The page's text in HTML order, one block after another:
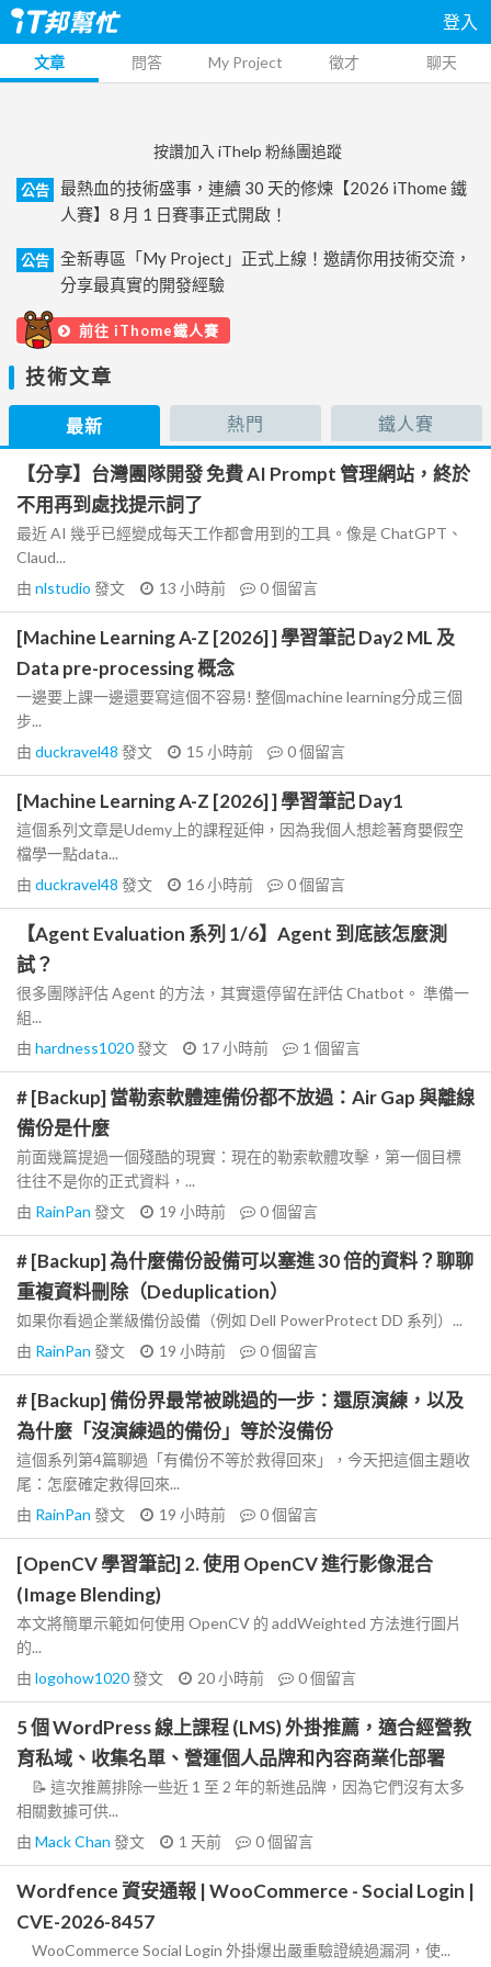
登入
文章 問答 My Project 徵才 聊天
按讚加入 iThelp 粉絲團追蹤
公告
最熱血的技術盛事，連續 30 天的修煉【2026 iThome 鐵
人賽】8 月 1 日賽事正式開啟！
公告
全新專區「My Project」正式上線！邀請你用技術交流，
分享最真實的開發經驗
前往 iThome鐵人賽
技術文章
最新 熱門 鐵人賽
【分享】台灣團隊開發 免費 AI Prompt 管理網站，終於
不用再到處找提示詞了
最近 AI 幾乎已經變成每天工作都會用到的工具。像是 ChatGPT、
Claud...
由 nlstudio 發文 13 小時前 0個留言
[Machine Learning A-Z [2026] ] 學習筆記 Day2 ML 及
Data pre-processing 概念
一邊要上課一邊還要寫這個不容易! 整個machine learning分成三個
步...
由 duckravel48 發文 15 小時前 0個留言
[Machine Learning A-Z [2026] ] 學習筆記 Day1
這個系列文章是Udemy上的課程延伸，因為我個人想趁著育嬰假空
檔學一點data...
由 duckravel48 發文 16 小時前 0個留言
【Agent Evaluation 系列 1/6】Agent 到底該怎麼測
試？
很多團隊評估 Agent 的方法，其實還停留在評估 Chatbot。 準備一
組...
由 hardness1020發文 17 小時前 1 個留言
# [Backup] 當勒索軟體連備份都不放過：Air Gap 與離線
備份是什麼
前面幾篇提過一個殘酷的現實：現在的勒索軟體攻擊，第一個目標
往往不是你的正式資料，...
由 RainPan 發文 19 小時前 0個留言
# [Backup] 為什麼備份設備可以塞進 30 倍的資料？聊聊
重複資料刪除（Deduplication）
如果你看過企業級備份設備（例如 Dell PowerProtect DD 系列）...
由 RainPan 發文 19 小時前 0個留言
# [Backup] 備份界最常被跳過的一步：還原演練，以及
為什麼「沒演練過的備份」等於沒備份
這個系列第4篇聊過「有備份不等於救得回來」，今天把這個主題收
尾：怎麼確定救得回來...
由 RainPan 發文 19 小時前 0個留言
[OpenCV 學習筆記] 2. 使用 OpenCV 進行影像混合
(Image Blending)
本文將簡單示範如何使用 OpenCV 的 addWeighted 方法進行圖片
的...
由 logohow1020發文 20 小時前 0個留言
5 個 WordPress 線上課程 (LMS) 外掛推薦，適合經營教
育私域、收集名單、營運個人品牌和內容商業化部署
📝 這次推薦排除一些近 1 至 2 年的新進品牌，因為它們沒有太多
相關數據可供...
由 Mack Chan 發文 1 天前 0個留言
Wordfence 資安通報 | WooCommerce - Social Login |
CVE-2026-8457
WooCommerce Social Login 外掛爆出嚴重驗證繞過漏洞，使...